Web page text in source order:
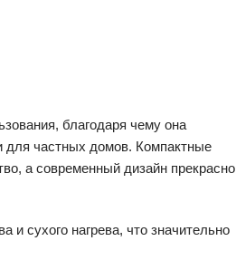
благодаря чему она
для частных домов. Компактные
а современный дизайн прекрасно
и сухого нагрева, что значительно